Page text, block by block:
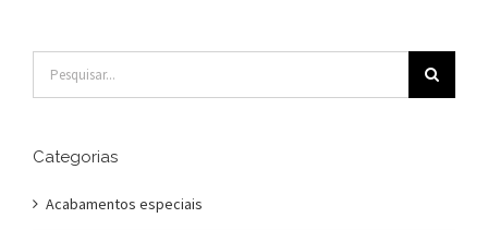
resultados
Categorias
Acabamentos especiais